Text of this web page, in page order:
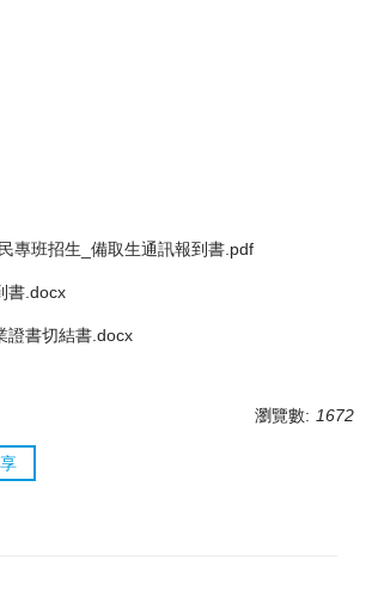
專班招生_備取生通訊報到書.pdf
書.docx
證書切結書.docx
瀏覽數: 1672